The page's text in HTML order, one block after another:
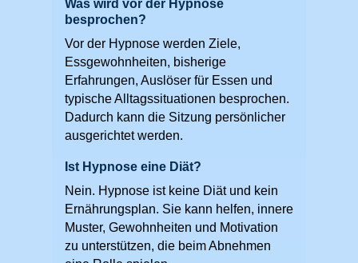
Was wird vor der Hypnose
besprochen?
Vor der Hypnose werden Ziele,
Essgewohnheiten, bisherige
Erfahrungen, Auslöser für Essen und
typische Alltagssituationen besprochen.
Dadurch kann die Sitzung persönlicher
ausgerichtet werden.
Ist Hypnose eine Diät?
Nein. Hypnose ist keine Diät und kein
Ernährungsplan. Sie kann helfen, innere
Muster, Gewohnheiten und Motivation
zu unterstützen, die beim Abnehmen